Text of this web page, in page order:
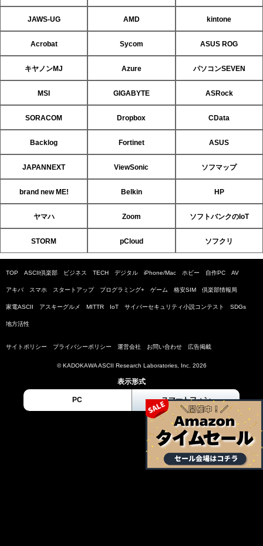
JAWS-UG AMD kintone
Acrobat Sycom ASUS ROG
キヤノンMJ Azure パソコンSEVEN
MSI GIGABYTE ASRock
SORACOM Dropbox CData
Backlog Fortinet ASUS
JAPANNEXT ViewSonic ソフマップ
brand new ME! Belkin HP
ヤマハ Zoom ソフトバンクのIoT
STORM pCloud ソフクリ
TOP ASCII倶楽部 ビジネス TECH デジタル iPhone/Mac ホビー 自作PC AV
アキバ スマホ スタートアップ プログラミング+ ゲーム 格安SIM 倶楽部情報局
家電ASCII アスキーグルメ MITTR IoT サイバーセキュリティ小説コンテスト SDGs
地方活性
サイトポリシー プライバシーポリシー 運営会社 お問い合わせ 広告掲載
© KADOKAWA ASCII Research Laboratories, Inc. 2026
表示形式
PC スマートフォン